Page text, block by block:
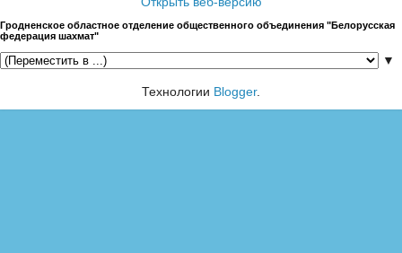
Гродненское областное отделение общественного объединения "Белорусская
федерация шахмат"
▼
Технологии Blogger.